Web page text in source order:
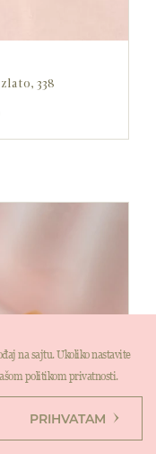
338
na sajtu. Ukoliko nastavite
politikom privatnosti.
PRIHVATAM